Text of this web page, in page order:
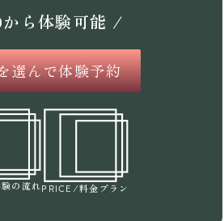
から体験可能 /
選んで体験予約
の流れPRICE /料金プラン